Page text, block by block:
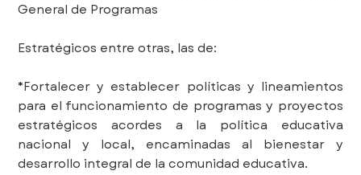
General de Programas
Estratégicos entre otras, las de:
*Fortalecer y establecer políticas y lineamientos
para el funcionamiento de programas y proyectos
estratégicos acordes a la política educativa
nacional y local, encaminadas al bienestar y
desarrollo integral de la comunidad educativa.